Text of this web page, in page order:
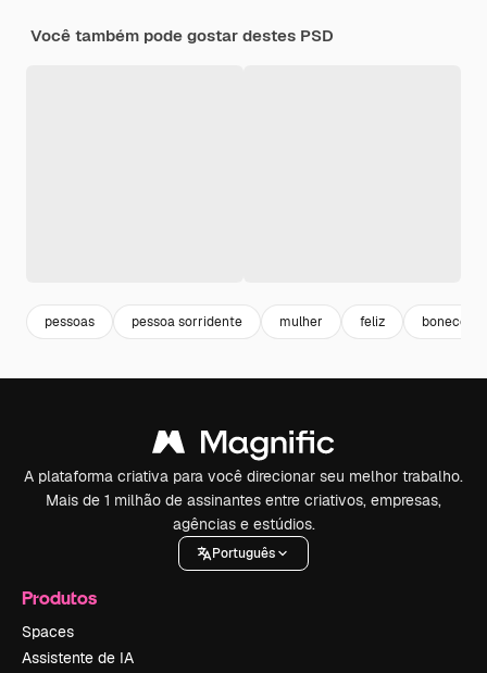
Você também pode gostar destes PSD
pessoas pessoa sorridente mulher feliz boneco
A plataforma criativa para você direcionar seu melhor trabalho.
Mais de 1 milhão de assinantes entre criativos, empresas,
agências e estúdios.
Português
Produtos
Spaces
Assistente de IA